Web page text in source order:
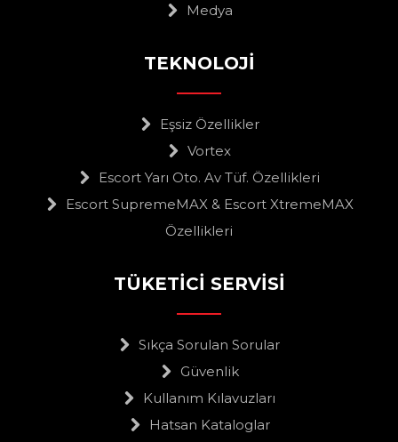
Medya
TEKNOLOJİ
Eşsiz Özellikler
Vortex
Escort Yarı Oto. Av Tüf. Özellikleri
Escort SupremeMAX & Escort XtremeMAX
Özellikleri
TÜKETİCİ SERVİSİ
Sıkça Sorulan Sorular
Güvenlik
Kullanım Kılavuzları
Hatsan Kataloglar